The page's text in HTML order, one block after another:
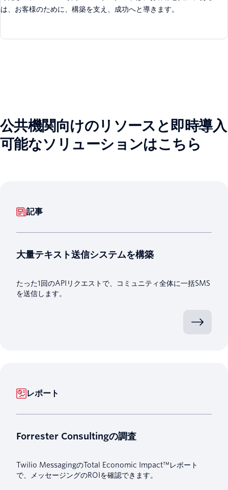
は、お客様のために、構築を支え、成功へと導きます。
公共機関向けのリソースと即時導入
可能なソリューションはこちら
記事
大量テキスト送信システムを構築
たった1回のAPIリクエストで、コミュニティ全体に一括SMS
を送信します。
レポート
Forrester Consultingの調査
Twilio MessagingのTotal Economic Impact™レポート
で、メッセージングのROIを確認できます。